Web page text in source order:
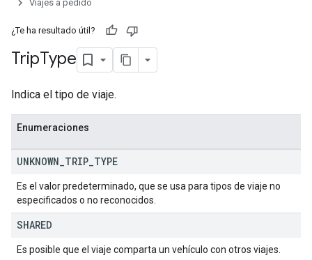
Viajes a pedido
¿Te ha resultado útil?
TripType
Indica el tipo de viaje.
Enumeraciones
UNKNOWN TRIP TYPE
Es el valor predeterminado, que se usa para tipos de viaje no
especificados o no reconocidos.
SHARED
Es posible que el viaje comparta un vehículo con otros viajes.